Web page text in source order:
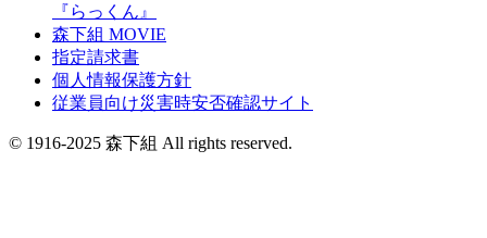
『らっくん』
森下組 MOVIE
指定請求書
個人情報保護方針
従業員向け災害時安否確認サイト
© 1916-2025 森下組 All rights reserved.